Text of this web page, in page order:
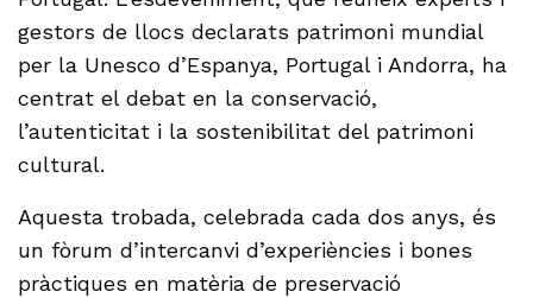
gestors de llocs declarats patrimoni mundial
per la Unesco d’Espanya, Portugal i Andorra, ha
centrat el debat en la conservació,
l’autenticitat i la sostenibilitat del patrimoni
cultural.
Aquesta trobada, celebrada cada dos anys, és
un fòrum d’intercanvi d’experiències i bones
pràctiques en matèria de preservació